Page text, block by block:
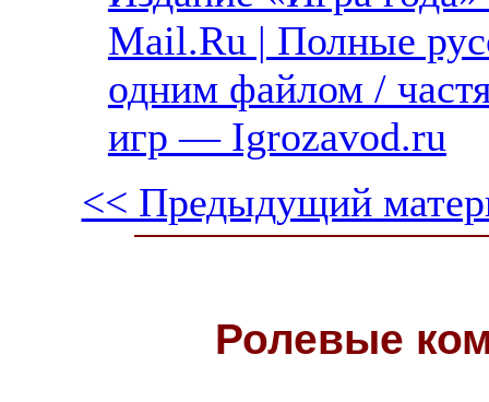
Mail.Ru | Полные
одним файлом /
игр — Igrozavod.ru
<< Предыдущий
Ролевые